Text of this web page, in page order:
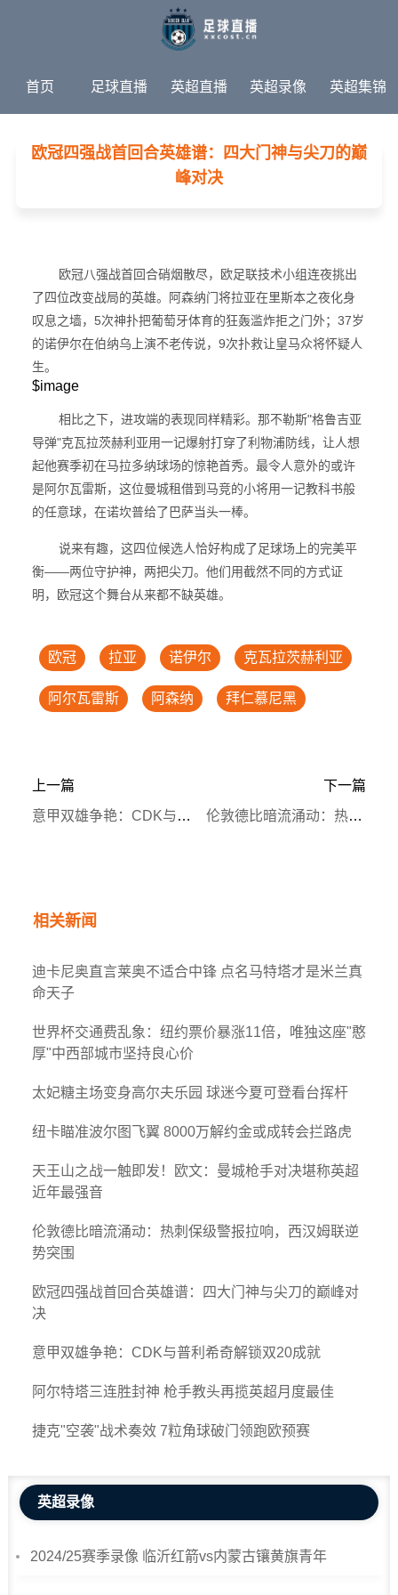
首页 足球直播 英超直播 英超录像 英超集锦
英超新闻 热门赛事
欧冠四强战首回合英雄谱：四大门神与尖刀的巅
峰对决
欧冠八强战首回合硝烟散尽，欧足联技术小组连夜挑出
了四位改变战局的英雄。阿森纳门将拉亚在里斯本之夜化身
叹息之墙，5次神扑把葡萄牙体育的狂轰滥炸拒之门外；37岁
的诺伊尔在伯纳乌上演不老传说，9次扑救让皇马众将怀疑人
生。
$image
相比之下，进攻端的表现同样精彩。那不勒斯"格鲁吉亚
导弹"克瓦拉茨赫利亚用一记爆射打穿了利物浦防线，让人想
起他赛季初在马拉多纳球场的惊艳首秀。最令人意外的或许
是阿尔瓦雷斯，这位曼城租借到马竞的小将用一记教科书般
的任意球，在诺坎普给了巴萨当头一棒。
说来有趣，这四位候选人恰好构成了足球场上的完美平
衡——两位守护神，两把尖刀。他们用截然不同的方式证
明，欧冠这个舞台从来都不缺英雄。
欧冠 拉亚 诺伊尔 克瓦拉茨赫利亚
阿尔瓦雷斯 阿森纳 拜仁慕尼黑
上一篇
意甲双雄争艳：CDK与普利希奇解锁双20成就
下一篇
伦敦德比暗流涌动：热刺保级警报拉响，西汉姆联逆势突围
相关新闻
迪卡尼奥直言莱奥不适合中锋 点名马特塔才是米兰真
命天子
世界杯交通费乱象：纽约票价暴涨11倍，唯独这座"憨
厚"中西部城市坚持良心价
太妃糖主场变身高尔夫乐园 球迷今夏可登看台挥杆
纽卡瞄准波尔图飞翼 8000万解约金或成转会拦路虎
天王山之战一触即发！欧文：曼城枪手对决堪称英超
近年最强音
伦敦德比暗流涌动：热刺保级警报拉响，西汉姆联逆
势突围
欧冠四强战首回合英雄谱：四大门神与尖刀的巅峰对
决
意甲双雄争艳：CDK与普利希奇解锁双20成就
阿尔特塔三连胜封神 枪手教头再揽英超月度最佳
捷克"空袭"战术奏效 7粒角球破门领跑欧预赛
英超录像
2024/25赛季录像 临沂红箭vs内蒙古镶黄旗青年